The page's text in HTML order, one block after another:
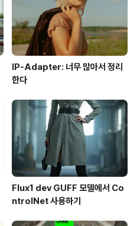
IP-Adapter: 너무 많아서 정리
한다
Flux1 dev GUFF 모델에서 Co
ntrolNet 사용하기